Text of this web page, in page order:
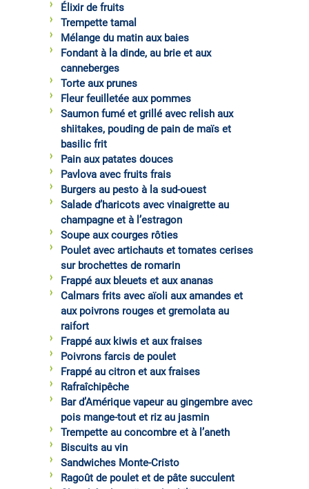
Élixir de fruits
Trempette tamal
Mélange du matin aux baies
Fondant à la dinde, au brie et aux
canneberges
Torte aux prunes
Fleur feuilletée aux pommes
Saumon fumé et grillé avec relish aux
shiitakes, pouding de pain de maïs et
basilic frit
Pain aux patates douces
Pavlova avec fruits frais
Burgers au pesto à la sud-ouest
Salade d’haricots avec vinaigrette au
champagne et à l’estragon
Soupe aux courges rôties
Poulet avec artichauts et tomates cerises
sur brochettes de romarin
Frappé aux bleuets et aux ananas
Calmars frits avec aïoli aux amandes et
aux poivrons rouges et gremolata au
raifort
Frappé aux kiwis et aux fraises
Poivrons farcis de poulet
Frappé au citron et aux fraises
Rafraîchipêche
Bar d’Amérique vapeur au gingembre avec
pois mange-tout et riz au jasmin
Trempette au concombre et à l’aneth
Biscuits au vin
Sandwiches Monte-Cristo
Ragoût de poulet et de pâte succulent